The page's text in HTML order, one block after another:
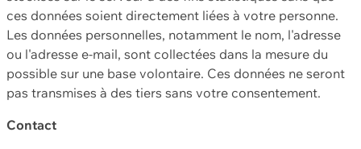
ces données soient directement liées à votre personne.
Les données personnelles, notamment le nom, l'adresse
ou l'adresse e-mail, sont collectées dans la mesure du
possible sur une base volontaire. Ces données ne seront
pas transmises à des tiers sans votre consentement.
Contact